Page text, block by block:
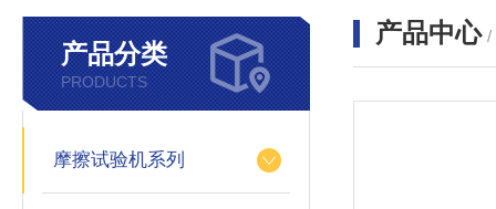
产品分类
PRODUCTS
摩擦试验机系列
产品中心 /